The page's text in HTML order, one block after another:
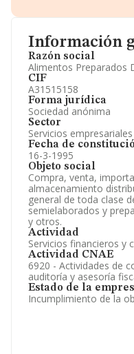
Información
Razón social
Alimentos Preparados
CIF
A31515158
Forma jurídica
Sociedad anónima
Sector
Servicios empresariales
Fecha de
16-3-1995
Objeto social
Compra, venta,
almacenamiento
general de toda clase
semielaborados y
y otros.
Actividad
Servicios financieros y
Actividad CNAE
6920 - Actividades de
auditoría y asesoría
Estado de la
Incumplimiento de la
Información oficial